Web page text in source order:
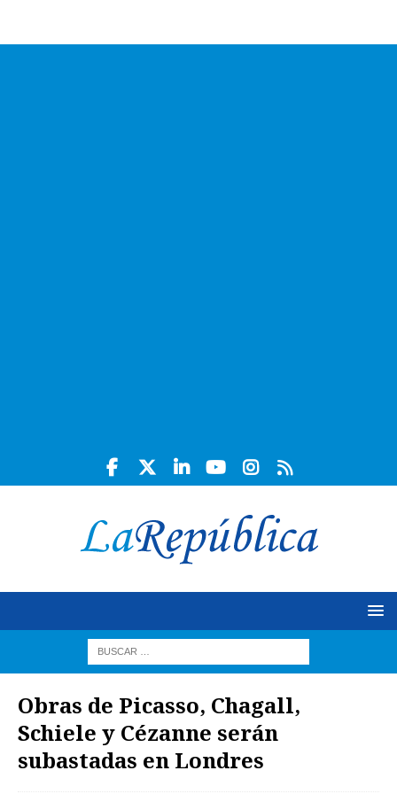
Obras de Picasso, Chagall,
Schiele y Cézanne serán
subastadas en Londres